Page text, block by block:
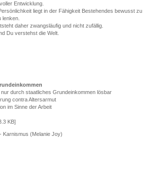
Entwicklung
liegt in der Fähigkeit Bestehendes bewusst zu
lenken.
daher zwangsläufig und nicht zufällig.
Du verstehst die Welt.
durch staatliches Grundeinkommen lösbar
contra Altersarmut
im Sinne der Arbeit
KB]
Karnismus (Melanie Joy)